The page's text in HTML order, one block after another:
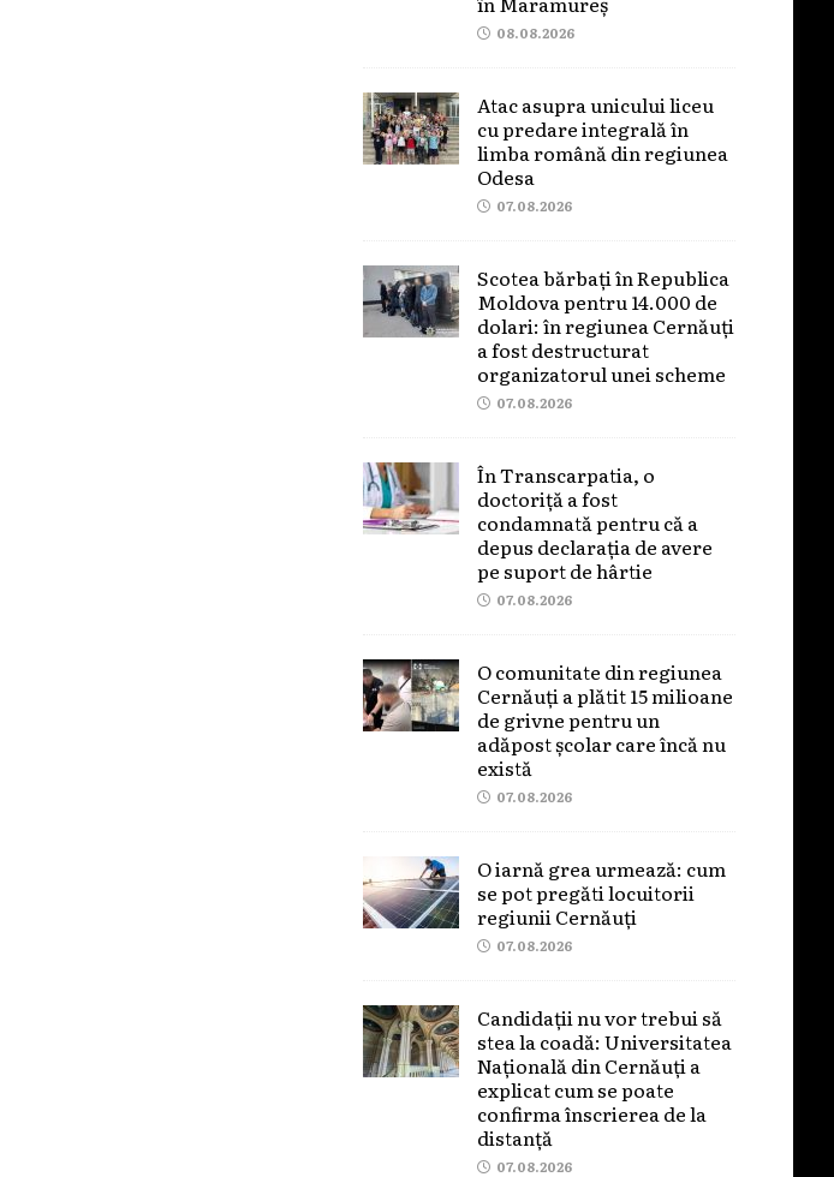
08.08.2026
Atac asupra unicului liceu
cu predare integrală în
limba română din regiunea
Odesa
07.08.2026
Scotea bărbați în Republica
Moldova pentru 14.000 de
dolari: în regiunea Cernăuți
a fost destructurat
organizatorul unei scheme
07.08.2026
În Transcarpatia, o
doctoriță a fost
condamnată pentru că a
depus declarația de avere
pe suport de hârtie
07.08.2026
O comunitate din regiunea
Cernăuți a plătit 15 milioane
de grivne pentru un
adăpost școlar care încă nu
există
07.08.2026
O iarnă grea urmează: cum
se pot pregăti locuitorii
regiunii Cernăuți
07.08.2026
Candidații nu vor trebui să
stea la coadă: Universitatea
Națională din Cernăuți a
explicat cum se poate
confirma înscrierea de la
distanță
07.08.2026